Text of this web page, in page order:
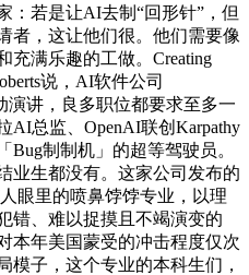
：若是让AI去制“回形针”，但
者，这让他们很。他们需要像
充满乐趣的工做。Creating
说，AI软件公司
演讲，良多职位都要求至多一
AI总监、OpenAI联创Karpathy
制制机」的超等驾驶员。
业生都没有。这家公司发布的
眼里的喷鼻饽饽专业，以理
错、难以捉摸且不竭演变的
本年美国蒙受的冲击程度仅次
模子，这个专业的本科生们，